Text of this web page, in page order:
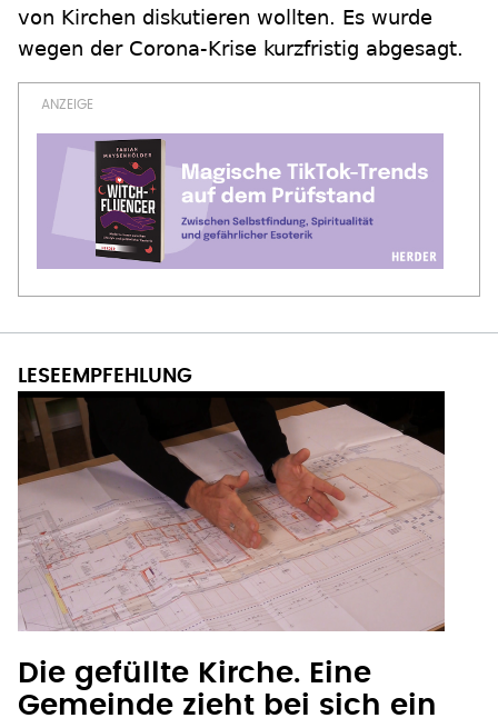
von Kirchen diskutieren wollten. Es wurde
wegen der Corona-Krise kurzfristig abgesagt.
Die gefüllte Kirche. Eine
Gemeinde zieht bei sich ein